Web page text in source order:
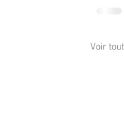
Voir tout